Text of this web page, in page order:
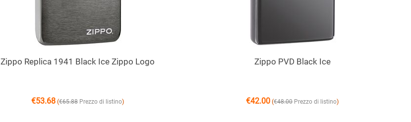
Zippo Replica 1941 Black Ice Zippo Logo
€53.68 (€65.88 Prezzo di listino)
Zippo PVD Black Ice
€42.00 (€48.00 Prezzo di listino)